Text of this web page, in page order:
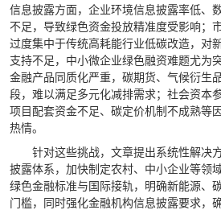
信息披露方面，企业环境信息披露率低、
不足，导致绿色资金投放精准度受影响；
过度集中于传统高耗能行业低碳改造，对
支持不足，中小微企业绿色融资难题尤为
金融产品同质化严重，碳期货、气候衍生
段，难以满足多元化减排需求；社会资本
项目配套资金不足、碳定价机制不成熟等
热情。
针对这些挑战，文章提出系统性解决
披露体系，加快制定农村、中小企业等领
绿色金融标准与国际接轨，明确新能源、
门槛，同时强化金融机构信息披露要求，